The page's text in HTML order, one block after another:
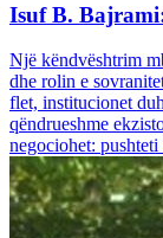
Isuf B.
Një këndvështrim
dhe rolin e
flet, institucionet
qëndrueshme
negociohet: